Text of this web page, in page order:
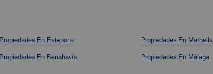
Propiedades En Estepona Propiedades En Marbella
Propiedades En Benahavís Propiedades En Málaga